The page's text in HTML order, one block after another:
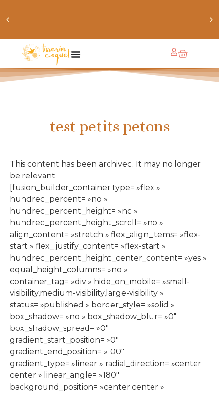
chaussettes douillettes :: le livre de chaussettes pour
petits et grands
test petits petons
This content has been archived. It may no longer
be relevant
[fusion_builder_container type= »flex »
hundred_percent= »no »
hundred_percent_height= »no »
hundred_percent_height_scroll= »no »
align_content= »stretch » flex_align_items= »flex-
start » flex_justify_content= »flex-start »
hundred_percent_height_center_content= »yes »
equal_height_columns= »no »
container_tag= »div » hide_on_mobile= »small-
visibility,medium-visibility,large-visibility »
status= »published » border_style= »solid »
box_shadow= »no » box_shadow_blur= »0″
box_shadow_spread= »0″
gradient_start_position= »0″
gradient_end_position= »100″
gradient_type= »linear » radial_direction= »center
center » linear_angle= »180″
background_position= »center center »